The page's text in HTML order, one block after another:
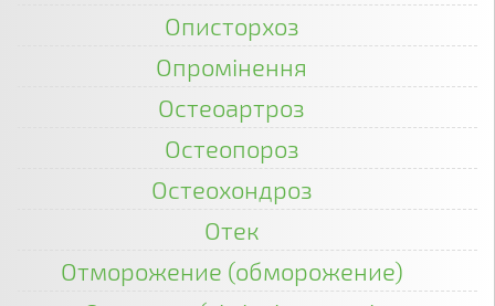
Описторхоз
Опромінення
Остеоартроз
Остеопороз
Остеохондроз
Отек
Отморожение (обморожение)